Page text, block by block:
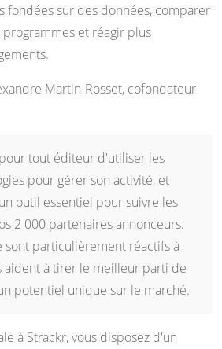
fondées sur des données, comparer
et réagir plus
Martin-Rosset, cofondateur
tout éditeur d'utiliser les
pour gérer son activité, et
outil essentiel pour suivre les
2 000 partenaires annonceurs.
sont particulièrement réactifs à
aident à tirer le meilleur parti de
potentiel unique sur le marché.
à Strackr, vous disposez d'un